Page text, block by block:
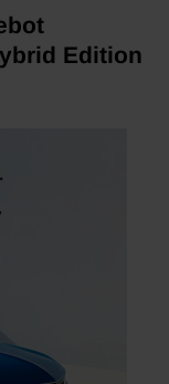
Edition